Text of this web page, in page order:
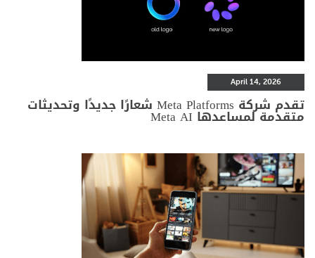
April 14, 2026
تقدم شركة Meta Platforms شعارًا جديدًا وتحديثات
متقدمة لمساعدها Meta AI